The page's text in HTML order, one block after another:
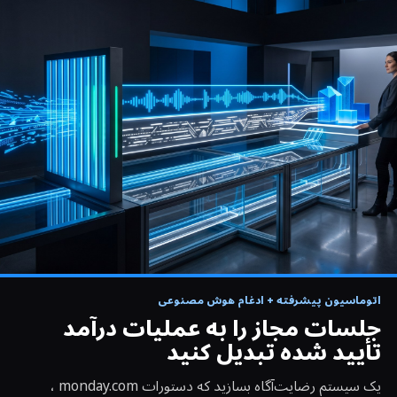
▶
دستور CRM برای جلسه، رونوشت، بررسی هوش مصنوعی و
بازنویسی
اتوماسیون پیشرفته + ادغام هوش مصنوعی
جلسات مجاز را به عملیات درآمد
تأیید شده تبدیل کنید
یک سیستم رضایت‌آگاه بسازید که دستورات monday.com ،